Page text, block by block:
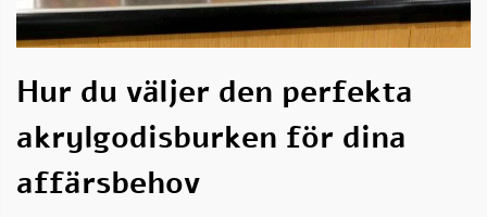
Hur du väljer den perfekta
akrylgodisburken för dina
affärsbehov